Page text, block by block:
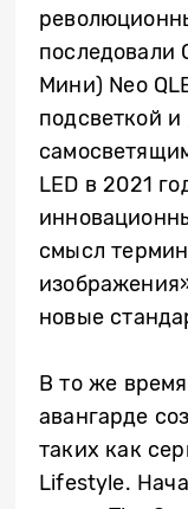
последовали
Мини) Neo
подсветкой
LED в 2021
смысл
новые
В то же
авангарде
таких как
Lifestyle.